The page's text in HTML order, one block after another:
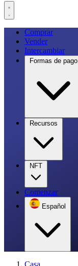
Comprar
Vender
Intercambiar
Formas de pago
Recursos
NFT
Comenzar
Español
Casa